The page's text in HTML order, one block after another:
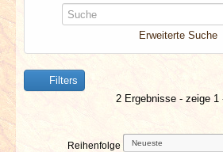
NEUESTE ARTIKEL
NEWS & DATES
BERICHTE
VERLOSUNGEN
Erweiterte Suche
Filters
2 Ergebnisse - zeige 1
Reihenfolge